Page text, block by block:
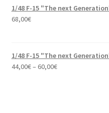
1/48 F-15 "The next
68,00€
1/48 F-15 "The next
44,00€– 60,00€Price